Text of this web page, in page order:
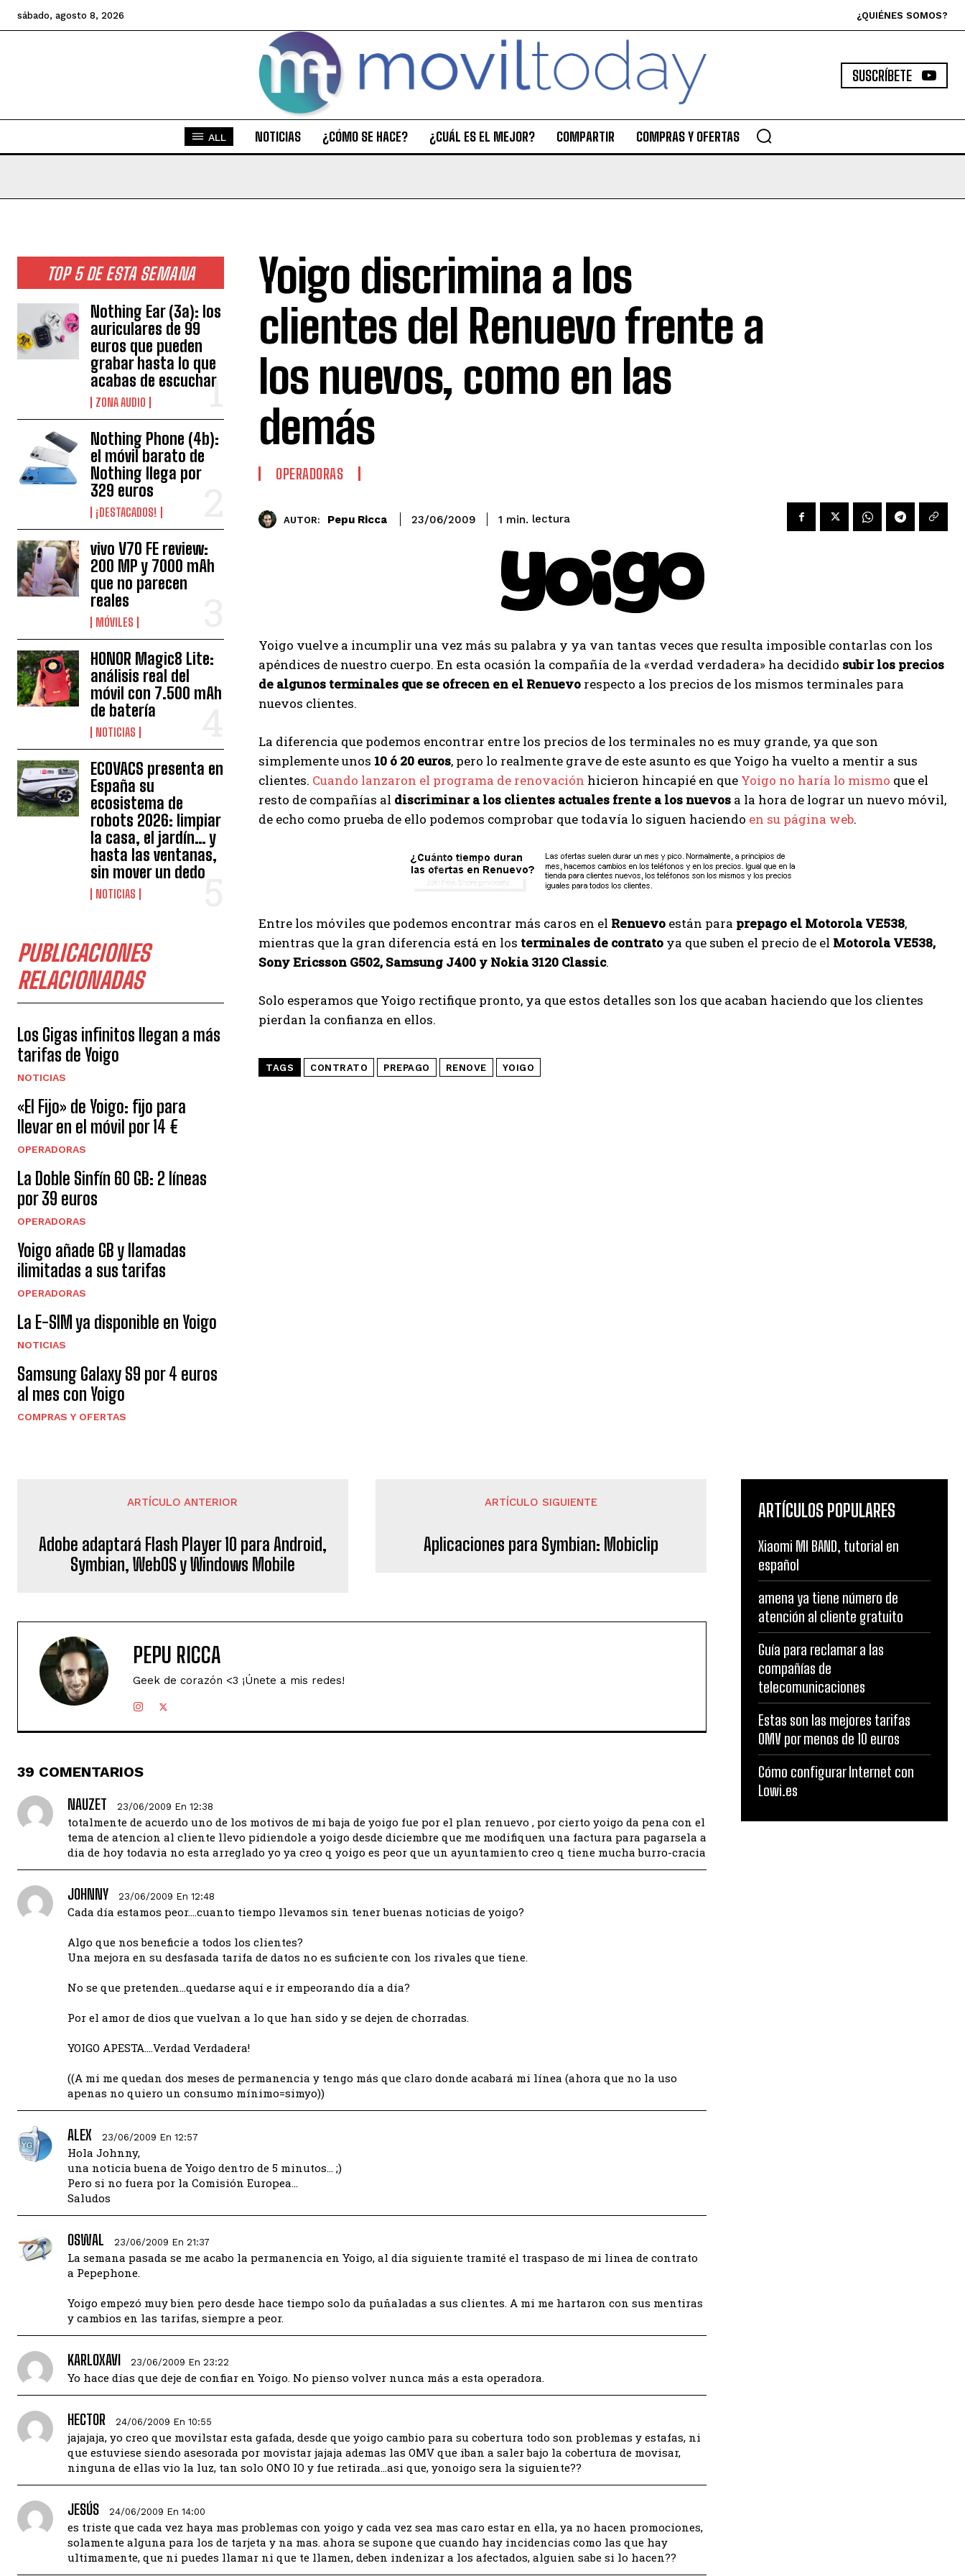
sábado, agosto 8, 2026 ¿QUIÉNES SOMOS?
SUSCRÍBETE
ALL NOTICIAS ¿CÓMO SE HACE? ¿CUÁL ES EL MEJOR? COMPARTIR COMPRAS Y OFERTAS
TOP 5 DE ESTA SEMANA
Nothing Ear (3a): los
auriculares de 99
euros que pueden
grabar hasta lo que
acabas de escuchar
ZONA AUDIO
Nothing Phone (4b):
el móvil barato de
Nothing llega por
329 euros
¡DESTACADOS!
vivo V70 FE review:
200 MP y 7000 mAh
que no parecen
reales
MÓVILES
HONOR Magic8 Lite:
análisis real del
móvil con 7.500 mAh
de batería
NOTICIAS
ECOVACS presenta en
España su
ecosistema de
robots 2026: limpiar
la casa, el jardín… y
hasta las ventanas,
sin mover un dedo
NOTICIAS
PUBLICACIONES
RELACIONADAS
Los Gigas infinitos llegan a más
tarifas de Yoigo
NOTICIAS
«El Fijo» de Yoigo: fijo para
llevar en el móvil por 14 €
OPERADORAS
La Doble Sinfín 60 GB: 2 líneas
por 39 euros
OPERADORAS
Yoigo añade GB y llamadas
ilimitadas a sus tarifas
OPERADORAS
La E-SIM ya disponible en Yoigo
NOTICIAS
Samsung Galaxy S9 por 4 euros
al mes con Yoigo
COMPRAS Y OFERTAS
Yoigo discrimina a los
clientes del Renuevo frente a
los nuevos, como en las
demás
OPERADORAS
AUTOR: Pepu Ricca 23/06/2009 1 min. lectura
Yoigo vuelve a incumplir una vez más su palabra y ya van tantas veces que resulta imposible contarlas con los
apéndices de nuestro cuerpo. En esta ocasión la compañía de la «verdad verdadera» ha decidido subir los precios
de algunos terminales que se ofrecen en el Renuevo respecto a los precios de los mismos terminales para
nuevos clientes.
La diferencia que podemos encontrar entre los precios de los terminales no es muy grande, ya que son
simplemente unos 10 ó 20 euros, pero lo realmente grave de este asunto es que Yoigo ha vuelto a mentir a sus
clientes. Cuando lanzaron el programa de renovación hicieron hincapié en que Yoigo no haría lo mismo que el
resto de compañías al discriminar a los clientes actuales frente a los nuevos a la hora de lograr un nuevo móvil,
de echo como prueba de ello podemos comprobar que todavía lo siguen haciendo en su página web.
Entre los móviles que podemos encontrar más caros en el Renuevo están para prepago el Motorola VE538,
mientras que la gran diferencia está en los terminales de contrato ya que suben el precio de el Motorola VE538,
Sony Ericsson G502, Samsung J400 y Nokia 3120 Classic.
Solo esperamos que Yoigo rectifique pronto, ya que estos detalles son los que acaban haciendo que los clientes
pierdan la confianza en ellos.
TAGS CONTRATO PREPAGO RENOVE YOIGO
ARTÍCULO ANTERIOR
Adobe adaptará Flash Player 10 para Android,
Symbian, WebOS y Windows Mobile
ARTÍCULO SIGUIENTE
Aplicaciones para Symbian: Mobiclip
PEPU RICCA
Geek de corazón <3 ¡Únete a mis redes!
39 COMENTARIOS
NAUZET
23/06/2009 En 12:38
totalmente de acuerdo uno de los motivos de mi baja de yoigo fue por el plan renuevo , por cierto yoigo da pena con el
tema de atencion al cliente llevo pidiendole a yoigo desde diciembre que me modifiquen una factura para pagarsela a
dia de hoy todavia no esta arreglado yo ya creo q yoigo es peor que un ayuntamiento creo q tiene mucha burro-cracia
JOHNNY 23/06/2009 En 12:48
Cada día estamos peor….cuanto tiempo llevamos sin tener buenas noticias de yoigo?
Algo que nos beneficie a todos los clientes?
Una mejora en su desfasada tarifa de datos no es suficiente con los rivales que tiene.
No se que pretenden…quedarse aquí e ir empeorando día a día?
Por el amor de dios que vuelvan a lo que han sido y se dejen de chorradas.
YOIGO APESTA….Verdad Verdadera!
((A mi me quedan dos meses de permanencia y tengo más que claro donde acabará mi línea (ahora que no la uso
apenas no quiero un consumo mínimo=simyo))
ALEX 23/06/2009 En 12:57
Hola Johnny,
una noticia buena de Yoigo dentro de 5 minutos… ;)
Pero si no fuera por la Comisión Europea…
Saludos
OSWAL 23/06/2009 En 21:37
La semana pasada se me acabo la permanencia en Yoigo, al día siguiente tramité el traspaso de mi linea de contrato
a Pepephone.
Yoigo empezó muy bien pero desde hace tiempo solo da puñaladas a sus clientes. A mi me hartaron con sus mentiras
y cambios en las tarifas, siempre a peor.
KARLOXAVI 23/06/2009 En 23:22
Yo hace días que deje de confiar en Yoigo. No pienso volver nunca más a esta operadora.
HECTOR 24/06/2009 En 10:55
jajajaja, yo creo que movilstar esta gafada, desde que yoigo cambio para su cobertura todo son problemas y estafas, ni
que estuviese siendo asesorada por movistar jajaja ademas las OMV que iban a saler bajo la cobertura de movisar,
ninguna de ellas vio la luz, tan solo ONO IO y fue retirada…asi que, yonoigo sera la siguiente??
JESÚS 24/06/2009 En 14:00
es triste que cada vez haya mas problemas con yoigo y cada vez sea mas caro estar en ella, ya no hacen promociones,
solamente alguna para los de tarjeta y na mas. ahora se supone que cuando hay incidencias como las que hay
ultimamente, que ni puedes llamar ni que te llamen, deben indenizar a los afectados, alguien sabe si lo hacen??
ARTÍCULOS POPULARES
Xiaomi MI BAND, tutorial en
español
amena ya tiene número de
atención al cliente gratuito
Guía para reclamar a las
compañías de
telecomunicaciones
Estas son las mejores tarifas
OMV por menos de 10 euros
Cómo configurar Internet con
Lowi.es